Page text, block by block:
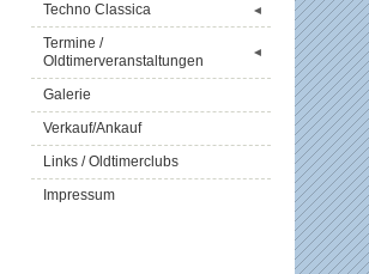
Techno Classica ◄
Termine /
Oldtimerveranstaltungen
◄
Galerie
Verkauf/Ankauf
Links / Oldtimerclubs
Impressum